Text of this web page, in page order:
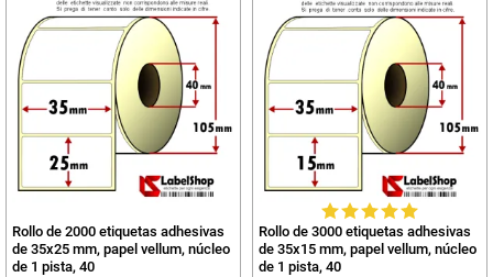
Rollo de 2000 etiquetas adhesivas
de 35x25 mm, papel vellum, núcleo
de 1 pista, 40
Rollo de 3000 etiquetas adhesivas
de 35x15 mm, papel vellum, núcleo
de 1 pista, 40